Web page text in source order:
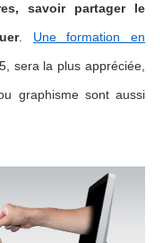
savoir partager le
. Une formation en
sera la plus appréciée,
graphisme sont aussi